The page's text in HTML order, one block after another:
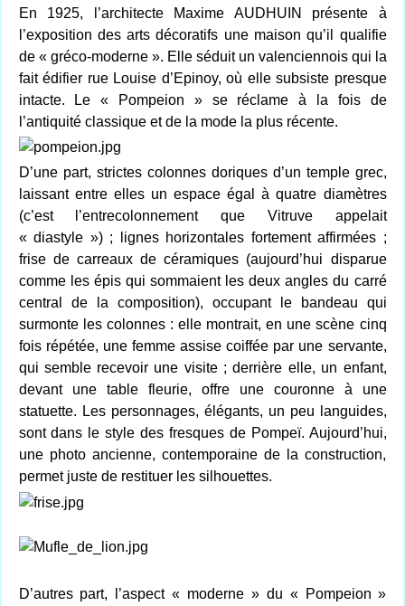
En 1925, l’architecte Maxime AUDHUIN présente à
l’exposition des arts décoratifs une maison qu’il qualifie
de « gréco-moderne ». Elle séduit un valenciennois qui la
fait édifier rue Louise d’Epinoy, où elle subsiste presque
intacte. Le « Pompeion » se réclame à la fois de
l’antiquité classique et de la mode la plus récente.
D’une part, strictes colonnes doriques d’un temple grec,
laissant entre elles un espace égal à quatre diamètres
(c’est l’entrecolonnement que Vitruve appelait
« diastyle ») ; lignes horizontales fortement affirmées ;
frise de carreaux de céramiques (aujourd’hui disparue
comme les épis qui sommaient les deux angles du carré
central de la composition), occupant le bandeau qui
surmonte les colonnes : elle montrait, en une scène cinq
fois répétée, une femme assise coiffée par une servante,
qui semble recevoir une visite ; derrière elle, un enfant,
devant une table fleurie, offre une couronne à une
statuette. Les personnages, élégants, un peu languides,
sont dans le style des fresques de Pompeï. Aujourd’hui,
une photo ancienne, contemporaine de la construction,
permet juste de restituer les silhouettes.
D’autres part, l’aspect « moderne » du « Pompeion »